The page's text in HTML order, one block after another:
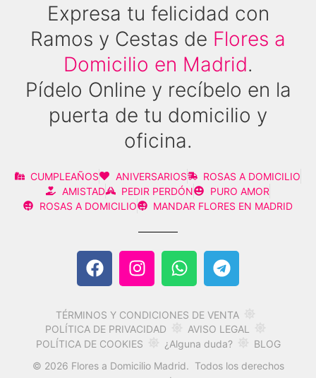
Expresa tu felicidad con
Ramos y Cestas de Flores a
Domicilio en Madrid.
Pídelo Online y recíbelo en la
puerta de tu domicilio y
oficina.
CUMPLEAÑOS ANIVERSARIOS
ROSAS A DOMICILIO
AMISTAD
PEDIR PERDÓN
PURO AMOR
ROSAS A DOMICILIO
MANDAR FLORES EN MADRID
TÉRMINOS Y CONDICIONES DE VENTA
POLÍTICA DE PRIVACIDAD
AVISO LEGAL
POLÍTICA DE COOKIES
¿Alguna duda?
BLOG
© 2026 Flores a Domicilio Madrid. Todos los derechos